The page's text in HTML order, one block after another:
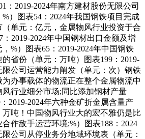
：2019-2024年南方建材股份无限公司
）图表54：2024年我国钢铁项目完成
单元：亿元，金属物风行业投资于合
2019-2024年中国钢材出口金额及增
%）图表65：2019-2024年中国钢铁
省份（单元：万吨）图表199：2019-
限公司运营能力阐发（单元：次）钢铁
办事载体的物流正在整个金属物流中
行业细分市场;同比添加钢材产量
2019-2024年六种金矿折金属含量产
吨！中国物风行业大的宏不雅仍是比
作敌手运营环境;%）图表188：2024
公司从停业务分地域环境表（单元：